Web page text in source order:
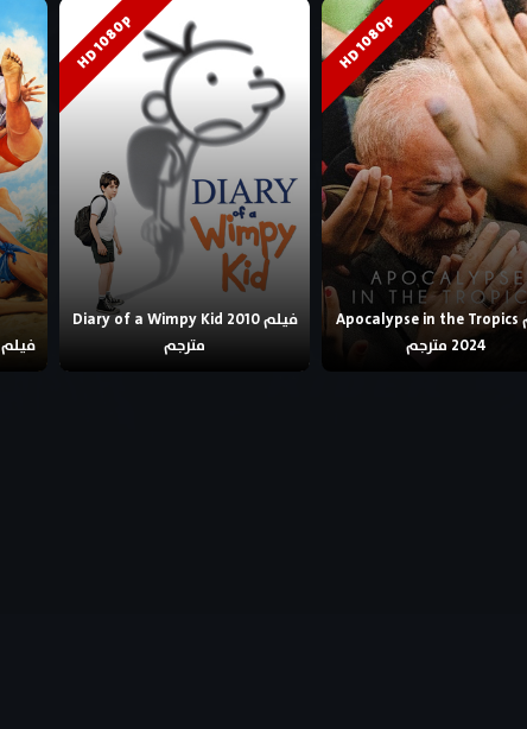
HD 1080p
فيلم Apocalypse in the Tropics
2024 مترجم
HD 1080p
فيلم Diary of a Wimpy Kid 2010
مترجم
فيلم The Bod Squad 1974 مترجم